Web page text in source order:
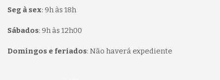
Seg à sex: 9h às 18h
Sábados: 9h às 12h00
Domingos e feriados: Não haverá expediente